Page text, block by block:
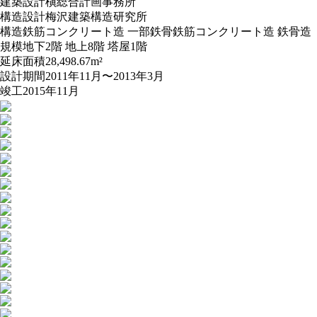
構造設計梅沢建築構造研究所
構造鉄筋コンクリート造 一部鉄骨鉄筋コンクリート造 鉄骨造
規模地下2階 地上8階 塔屋1階
延床面積28,498.67m²
設計期間2011年11月〜2013年3月
竣工2015年11月